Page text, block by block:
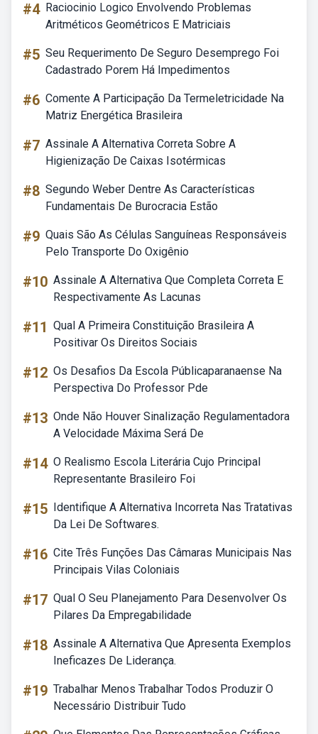
#4 Raciocinio Logico Envolvendo Problemas
Aritméticos Geométricos E Matriciais
#5 Seu Requerimento De Seguro Desemprego Foi
Cadastrado Porem Há Impedimentos
#6 Comente A Participação Da Termeletricidade Na
Matriz Energética Brasileira
#7 Assinale A Alternativa Correta Sobre A
Higienização De Caixas Isotérmicas
#8 Segundo Weber Dentre As Características
Fundamentais De Burocracia Estão
#9 Quais São As Células Sanguíneas Responsáveis
Pelo Transporte Do Oxigênio
#10 Assinale A Alternativa Que Completa Correta E
Respectivamente As Lacunas
#11 Qual A Primeira Constituição Brasileira A
Positivar Os Direitos Sociais
#12 Os Desafios Da Escola Públicaparanaense Na
Perspectiva Do Professor Pde
#13 Onde Não Houver Sinalização Regulamentadora
A Velocidade Máxima Será De
#14 O Realismo Escola Literária Cujo Principal
Representante Brasileiro Foi
#15 Identifique A Alternativa Incorreta Nas Tratativas
Da Lei De Softwares.
#16 Cite Três Funções Das Câmaras Municipais Nas
Principais Vilas Coloniais
#17 Qual O Seu Planejamento Para Desenvolver Os
Pilares Da Empregabilidade
#18 Assinale A Alternativa Que Apresenta Exemplos
Ineficazes De Liderança.
#19 Trabalhar Menos Trabalhar Todos Produzir O
Necessário Distribuir Tudo